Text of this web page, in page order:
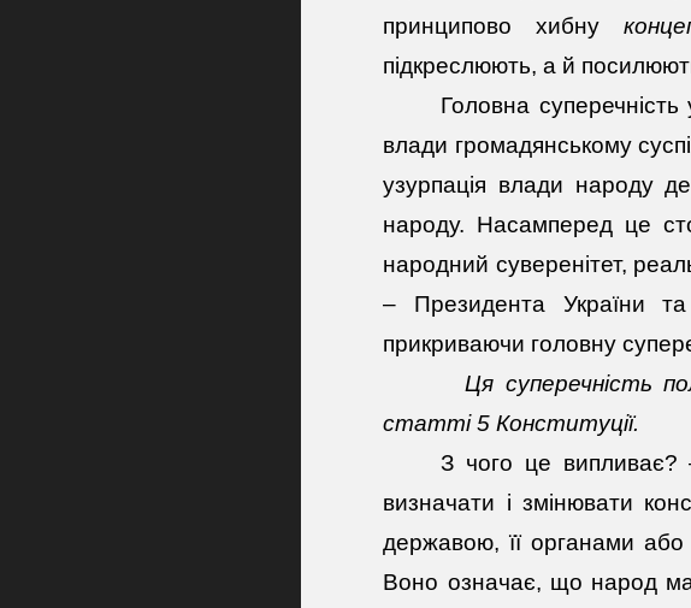
принципово хибну
підкреслюють, а й
Головна
влади громадянському
узурпація влади народу
народу. Насамперед це
народний суверенітет,
– Президента України та
прикриваючи головну
Ця суперечність
статті 5 Конституції.
З чого це випливає?
визначати і змінювати
державою, її органами
Воно означає, що народ